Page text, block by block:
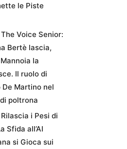
le Piste
Voice Senior:
Bertè lascia,
la
Il ruolo di
Martino nel
poltrona
i Pesi di
Sfida all’AI
si Gioca sui